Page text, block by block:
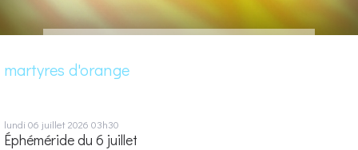
martyres d'orange
lundi 06 juillet 2026 03h30
Éphéméride du 6 juillet